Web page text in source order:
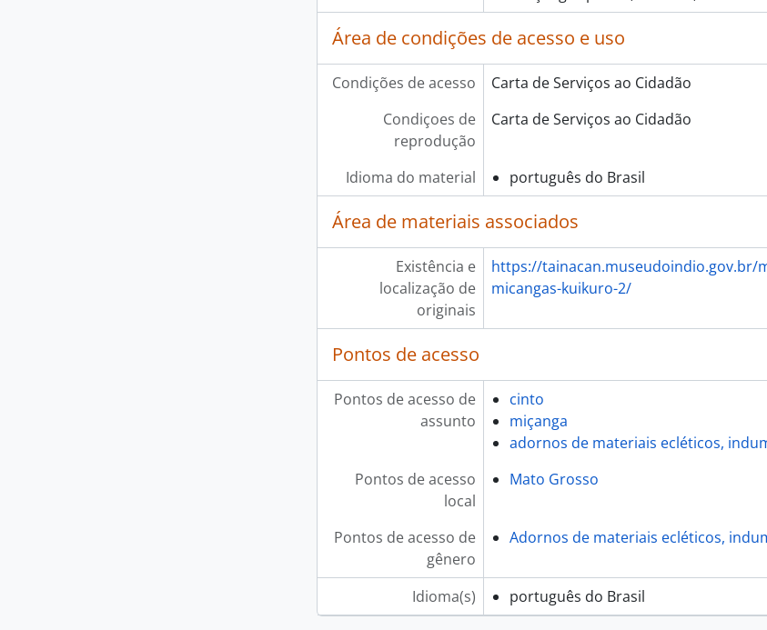
Área de condições de acesso e uso
Condições de acesso
Carta de Serviços ao Cidadão
Condiçoes de
reprodução
Carta de Serviços ao Cidadão
Idioma do material português do Brasil
Área de materiais associados
Existência e
localização de
originais
https://tainacan.museudoindio.gov.br/
micangas-kuikuro-2/
Pontos de acesso
Pontos de acesso de
assunto
cinto
miçanga
adornos de materiais ecléticos,
Pontos de acesso
local
Mato Grosso
Pontos de acesso de
gênero
Adornos de materiais ecléticos,
Idioma(s) português do Brasil